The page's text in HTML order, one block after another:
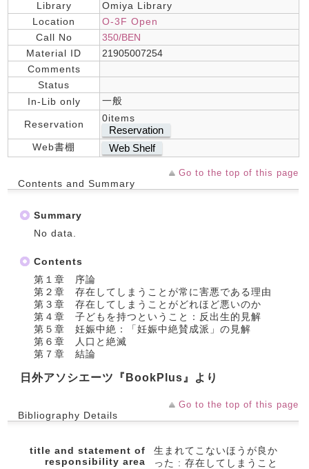
Library
Omiya Library
Location
O-3F Open
Call No
350/BEN
Material ID
21905007254
Comments
Status
In-Lib only
一般
Reservation
0items
Reservation
Web書棚 Web Shelf
Go to the top of this page
Contents and Summary
Summary
No data.
Contents
第１章 序論
第２章 存在してしまうことが常に害悪である理由
第３章 存在してしまうことがどれほど悪いのか
第４章 子どもを持つということ：反出生的見解
第５章 妊娠中絶：「妊娠中絶賛成派」の見解
第６章 人口と絶滅
第７章 結論
日外アソシエーツ『BookPlus』より
Go to the top of this page
Bibliography Details
title and statement of
responsibility area
生まれてこないほうが良か
った : 存在してしまうこと